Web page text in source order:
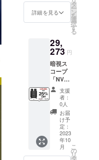
ングク
ロスx1
プx1 ・
対物レ
キャッ
プ x2 ・
USB
ケーブ
ルx1 ・
日本語
取扱説
明書×1
国内限
定） ※
保証：
セット
内容 ・
暗視ス
コープ
本体x1
・収納
ポーチ
x1 ・ス
トラッ
プx1 ・
32GB
microS
Dカード
x1 ・ク
リーニ
ングク
詳細を見る
タ
ー
ン
を
選
択
す
る
29,
273 円
暗視ス
コープ
「NV10
80」 ※
一般予
定販売
価格：
￥39,03
1 ※税
込・送
料無料
（日本
国内限
支援
者：
0人
お届
け予
定：
2023
年10
月
こ
の
リ